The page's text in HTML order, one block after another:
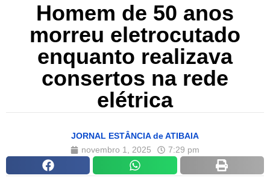
Homem de 50 anos
morreu eletrocutado
enquanto realizava
consertos na rede
elétrica
JORNAL ESTÂNCIA de ATIBAIA
novembro 1, 2025
7:29 pm